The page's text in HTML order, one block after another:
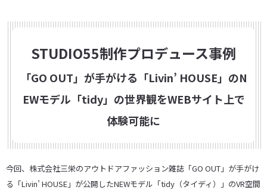
STUDIO55制作プロデュース事例
「GO OUT」が手がける「Livin’ HOUSE」のN
EWモデル「tidy」の世界観をWEBサイト上で
体験可能に
今回、株式会社三栄のアウトドアファッション雑誌「GO OUT」が手がけ
る「Livin’ HOUSE」が公開したNEWモデル「tidy（タイディ）」のVR空間